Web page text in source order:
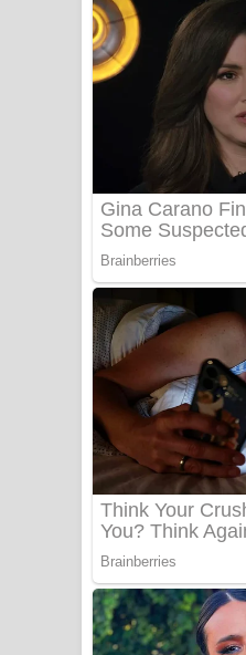
Niwuna
නිවුනා නුඹ
Numba
දුන් ආදරේ
Liyamuda
- ලියමුද දැන්
Doni Song
Benthara
බෙන්තර
Sanda
බැබලෙන
Adare Wadi
වැඩි නිසා